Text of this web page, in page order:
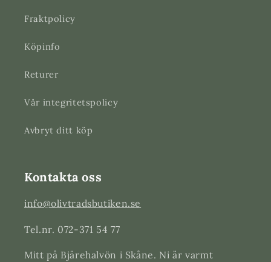
Fraktpolicy
Köpinfo
Returer
Vår integritetspolicy
Avbryt ditt köp
Kontakta oss
info@olivtradsbutiken.se
Tel.nr. 072-371 54 77
Mitt på Bjärehalvön i Skåne. Ni är varmt